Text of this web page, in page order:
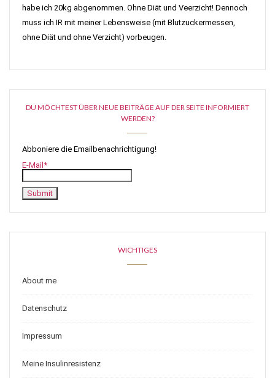
habe ich 20kg abgenommen. Ohne Diät und Veerzicht! Dennoch
muss ich IR mit meiner Lebensweise (mit Blutzuckermessen,
ohne Diät und ohne Verzicht) vorbeugen.
DU MÖCHTEST ÜBER NEUE BEITRÄGE AUF DER SEITE INFORMIERT
WERDEN?
Abboniere die Emailbenachrichtigung!
E-Mail*
WICHTIGES
About me
Datenschutz
Impressum
Meine Insulinresistenz